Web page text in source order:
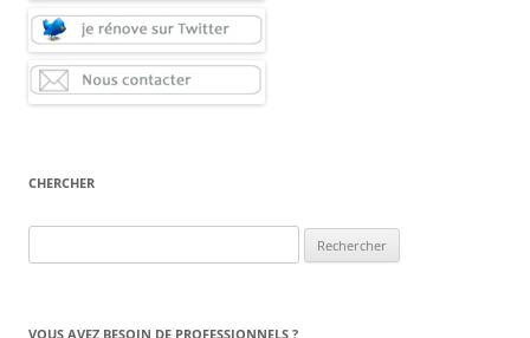
CHERCHER
VOUS AVEZ BESOIN DE PROFESSIONNELS ?